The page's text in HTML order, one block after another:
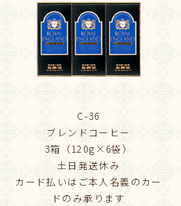
C-36
ブレンドコーヒー
3箱（120g×6袋）
土日発送休み
カード払いはご本人名義のカー
ドのみ承ります